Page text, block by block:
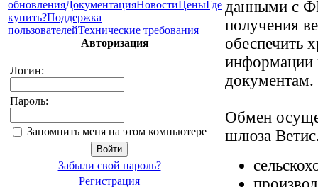
обновленияДокументацияНовостиЦеныГде
купить?Поддержка
пользователейТехнические требования
Авторизация
Логин:
Пароль:
Запомнить меня на этом компьютере
Забыли свой пароль?
Регистрация
данными с
получения
обеспечить
информации
документам.
Обмен
шлюза